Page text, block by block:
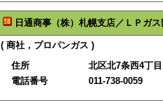
日通商事（株）札幌支店／ＬＰガス
( 商社，プロパンガス )
住所
北区北7条西4丁目
電話番号
011-738-0059